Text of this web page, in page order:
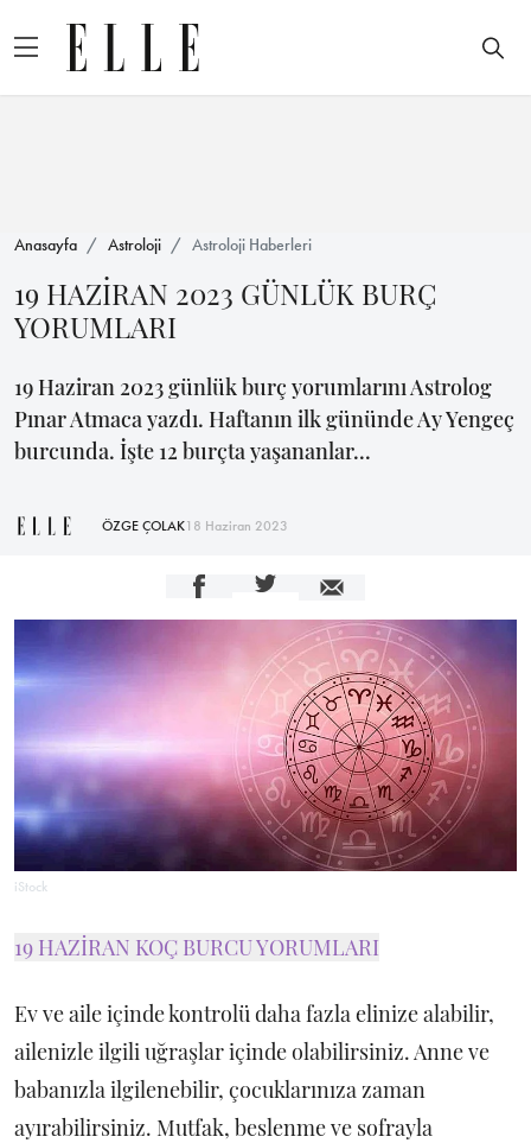
Anasayfa Astroloji Astroloji Haberleri
19 HAZİRAN 2023 GÜNLÜK BURÇ
YORUMLARI
19 Haziran 2023 günlük burç yorumlarını Astrolog
Pınar Atmaca yazdı. Haftanın ilk gününde Ay Yengeç
burcunda. İşte 12 burçta yaşananlar...
ÖZGE ÇOLAK18 Haziran 2023
iStock
19 HAZİRAN KOÇ BURCU YORUMLARI
Ev ve aile içinde kontrolü daha fazla elinize alabilir,
ailenizle ilgili uğraşlar içinde olabilirsiniz. Anne ve
babanızla ilgilenebilir, çocuklarınıza zaman
ayırabilirsiniz. Mutfak, beslenme ve sofrayla